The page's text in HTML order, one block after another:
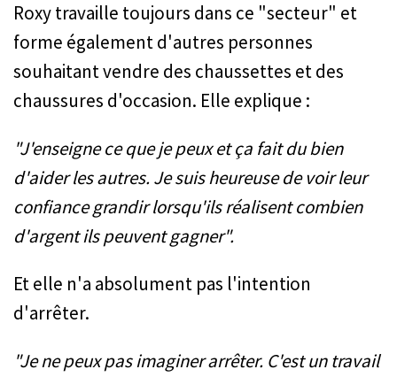
Roxy travaille toujours dans ce "secteur" et
forme également d'autres personnes
souhaitant vendre des chaussettes et des
chaussures d'occasion. Elle explique :
"J'enseigne ce que je peux et ça fait du bien
d'aider les autres. Je suis heureuse de voir leur
confiance grandir lorsqu'ils réalisent combien
d'argent ils peuvent gagner".
Et elle n'a absolument pas l'intention
d'arrêter.
"Je ne peux pas imaginer arrêter. C'est un travail